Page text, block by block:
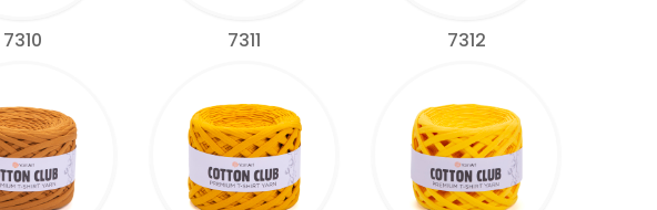
7310 7311 7312